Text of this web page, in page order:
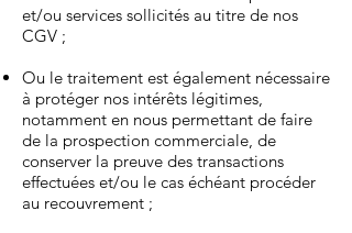
et/ou services sollicités au titre de nos
CGV ;
Ou le traitement est également nécessaire
à protéger nos intérêts légitimes,
notamment en nous permettant de faire
de la prospection commerciale, de
conserver la preuve des transactions
effectuées et/ou le cas échéant procéder
au recouvrement ;